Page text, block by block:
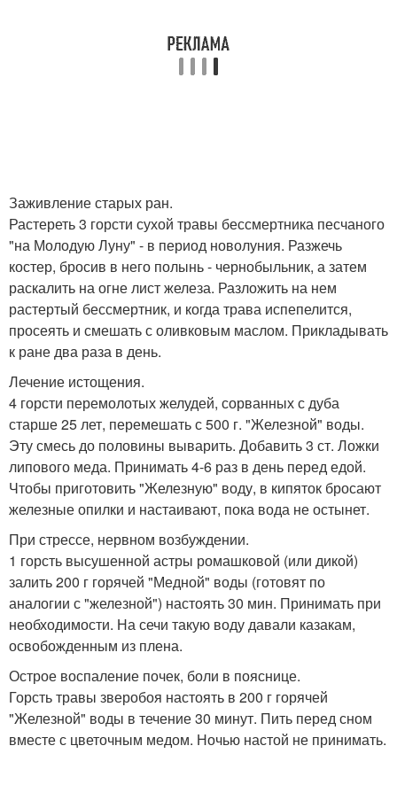
Заживление старых ран.
Растереть 3 горсти сухой травы бессмертника песчаного
"на Молодую Луну" - в период новолуния. Разжечь
костер, бросив в него полынь - чернобыльник, а затем
раскалить на огне лист железа. Разложить на нем
растертый бессмертник, и когда трава испепелится,
просеять и смешать с оливковым маслом. Прикладывать
к ране два раза в день.
Лечение истощения.
4 горсти перемолотых желудей, сорванных с дуба
старше 25 лет, перемешать с 500 г. "Железной" воды.
Эту смесь до половины выварить. Добавить 3 ст. Ложки
липового меда. Принимать 4-6 раз в день перед едой.
Чтобы приготовить "Железную" воду, в кипяток бросают
железные опилки и настаивают, пока вода не остынет.
При стрессе, нервном возбуждении.
1 горсть высушенной астры ромашковой (или дикой)
залить 200 г горячей "Медной" воды (готовят по
аналогии с "железной") настоять 30 мин. Принимать при
необходимости. На сечи такую воду давали казакам,
освобожденным из плена.
Острое воспаление почек, боли в пояснице.
Горсть травы зверобоя настоять в 200 г горячей
"Железной" воды в течение 30 минут. Пить перед сном
вместе с цветочным медом. Ночью настой не принимать.